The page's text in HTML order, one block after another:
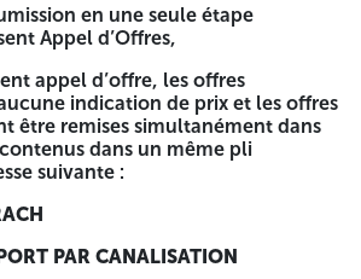
SONATRACH, Activité Transport par
Exploitation, Direction Régionale
à orifices certifiés pour les
de CNDG.
:
en une seule étape
Appel d’Offres,
appel d’offre, les offres
indication de prix et les offres
être remises simultanément dans
dans un même pli
suivante :
PAR CANALISATION